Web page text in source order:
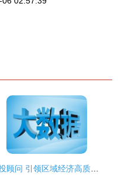
中投顾问 引领区域经济高质量发展的专业信息咨询服务